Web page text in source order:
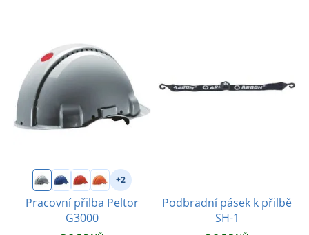
+2
Pracovní přilba Peltor
G3000
Podbradní pásek k přilbě
SH-1